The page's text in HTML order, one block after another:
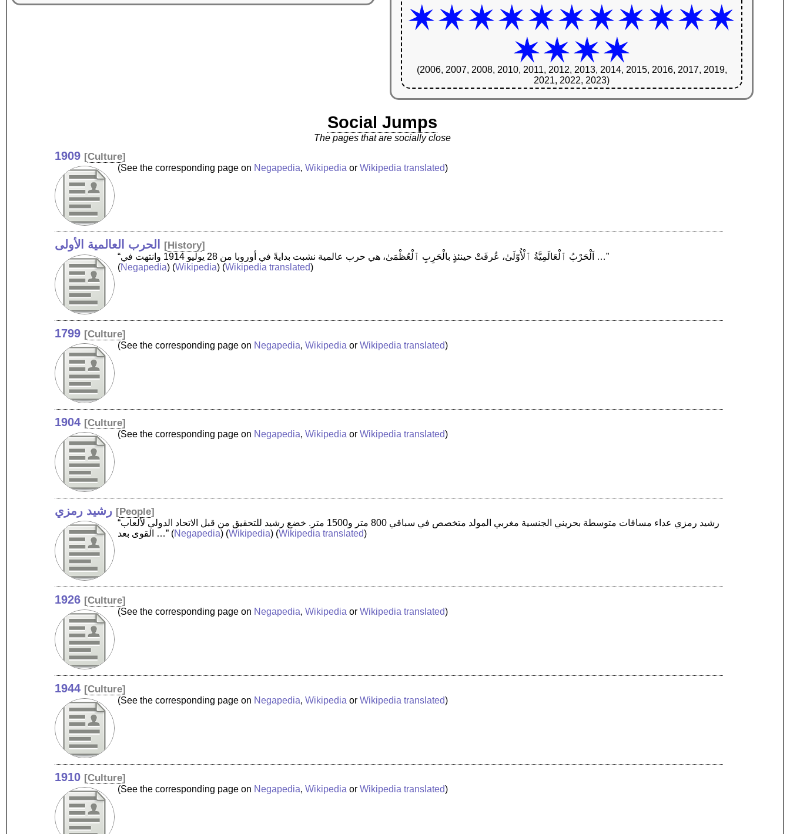
(2006, 2007, 2008, 2010, 2011, 2012, 2013, 2014, 2015, 2016, 2017, 2019,
2021, 2022, 2023)
Social Jumps
The pages that are socially close
1909 [Culture]
(See the corresponding page on Negapedia,Wikipedia orWikipedia translated)
الحرب العالمية الأولى [History]
“اَلْحَرْبُ ٱلْعَالَمِيَّةُ ٱلْأُوّلَىٰ، عُرفَتْ حينئذٍ بالْحَرِبِ ٱلْعُظْمَىٰ، هي حرب عالمية نشبت بدايةً في أوروبا من 28 يوليو 1914 وانتهت في …”
(Negapedia) (Wikipedia) (Wikipedia translated)
1799 [Culture]
(See the corresponding page on Negapedia,Wikipedia orWikipedia translated)
1904 [Culture]
(See the corresponding page on Negapedia,Wikipedia orWikipedia translated)
رشيد رمزي [People]
“رشيد رمزي عداء مسافات متوسطة بحريني الجنسية مغربي المولد متخصص في سباقي 800 متر و1500 متر. خضع رشيد للتحقيق من قبل الاتحاد الدولي لألعاب
القوى بعد …” (Negapedia) (Wikipedia) (Wikipedia translated)
1926 [Culture]
(See the corresponding page on Negapedia,Wikipedia orWikipedia translated)
1944 [Culture]
(See the corresponding page on Negapedia,Wikipedia orWikipedia translated)
1910 [Culture]
(See the corresponding page on Negapedia,Wikipedia orWikipedia translated)